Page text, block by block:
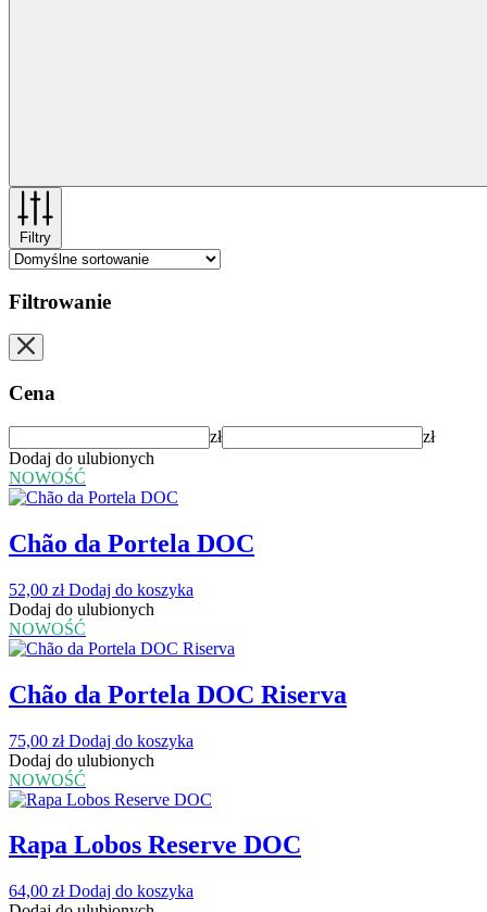
Filtry
Filtrowanie
Cena
zł
zł
Dodaj do ulubionych
NOWOŚĆ
Chão da Portela DOC
52,00 zł Dodaj do koszyka
Dodaj do ulubionych
NOWOŚĆ
Chão da Portela DOC Riserva
75,00 zł Dodaj do koszyka
Dodaj do ulubionych
NOWOŚĆ
Rapa Lobos Reserve DOC
64,00 zł Dodaj do koszyka